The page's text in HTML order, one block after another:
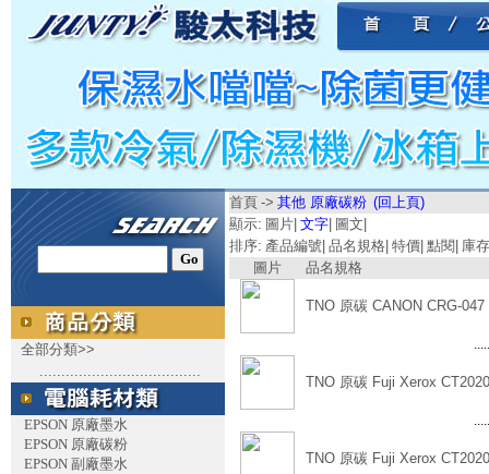
全部分類>>
.....................................
EPSON 原廠墨水
EPSON 原廠碳粉
EPSON 副廠墨水
首頁 -> 其他 原廠碳粉 (回上頁)
顯示: 圖片 文字 圖文
排序: 產品編號 品名規格 特價 點閱 庫
圖片
品名規格
TNO 原碳 CANON CRG-
TNO 原碳 Fuji Xerox
TNO 原碳 Fuji Xerox